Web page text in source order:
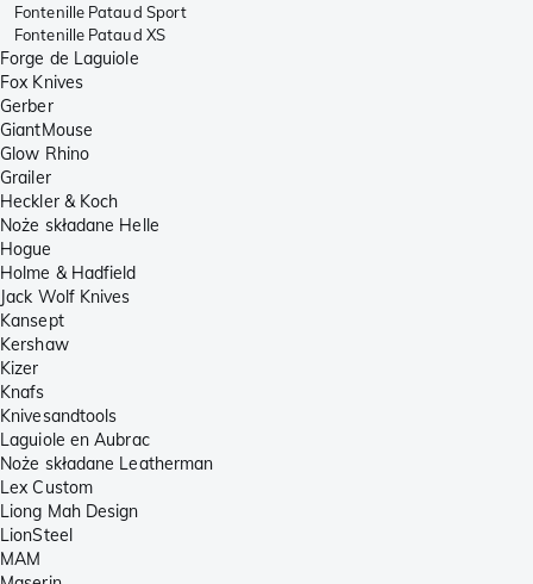
Fontenille Pataud Sport
Fontenille Pataud XS
Forge de Laguiole
Fox Knives
Gerber
GiantMouse
Glow Rhino
Grailer
Heckler & Koch
Noże składane Helle
Hogue
Holme & Hadfield
Jack Wolf Knives
Kansept
Kershaw
Kizer
Knafs
Knivesandtools
Laguiole en Aubrac
Noże składane Leatherman
Lex Custom
Liong Mah Design
LionSteel
MAM